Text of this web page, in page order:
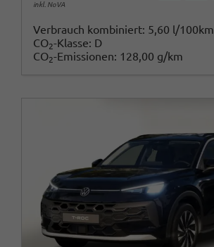
inkl. NoVA
Verbrauch kombiniert: 5,60 l/100km
CO2-Klasse: D
CO2-Emissionen: 128,00 g/km